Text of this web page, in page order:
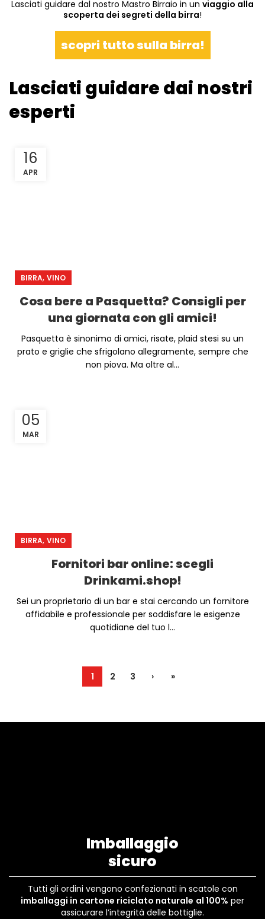
Lasciati guidare dal nostro Mastro Birraio in un viaggio alla
scoperta dei segreti della birra!
scopri tutto sulla birra!
Lasciati guidare dai nostri
esperti
16
APR
BIRRA, VINO
Cosa bere a Pasquetta? Consigli per
una giornata con gli amici!
Pasquetta è sinonimo di amici, risate, plaid stesi su un
prato e griglie che sfrigolano allegramente, sempre che
non piova. Ma oltre al...
05
MAR
BIRRA, VINO
Fornitori bar online: scegli
Drinkami.shop!
Sei un proprietario di un bar e stai cercando un fornitore
affidabile e professionale per soddisfare le esigenze
quotidiane del tuo l...
1 2 3 › »
Imballaggio
sicuro
Tutti gli ordini vengono confezionati in scatole con
imballaggi in cartone riciclato naturale al 100% per
assicurare l’integrità delle bottiglie.